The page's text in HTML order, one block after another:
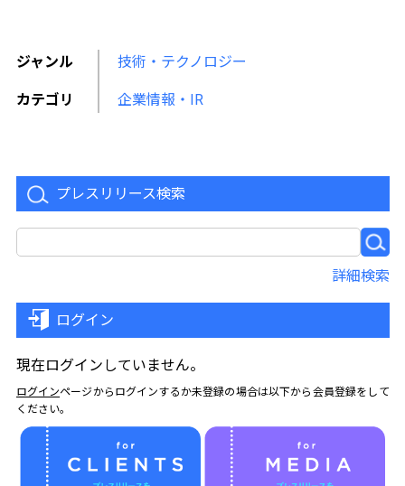
ジャンル 技術・テクノロジー
カテゴリ 企業情報・IR
プレスリリース検索
詳細検索
ログイン
現在ログインしていません。
ログインページからログインするか未登録の場合は以下から会員登録をして
ください。